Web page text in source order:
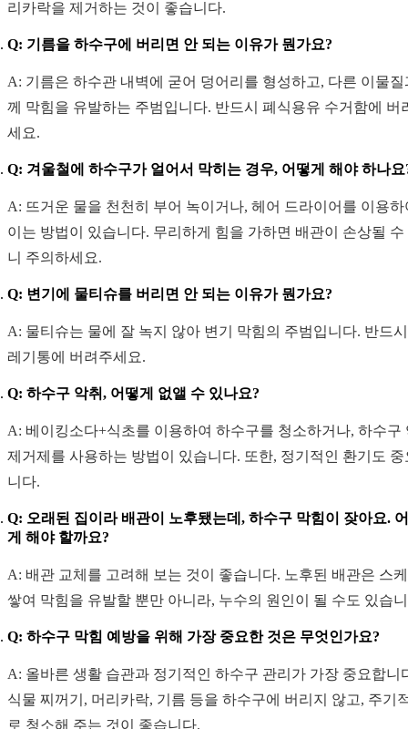
리카락을 제거하는 것이 좋습니다.
Q: 기름을 하수구에 버리면 안 되는 이유가 뭔가요?
A: 기름은 하수관 내벽에 굳어 덩어리를 형성하고, 다른 이물질
께 막힘을 유발하는 주범입니다. 반드시 폐식용유 수거함에 버
세요.
Q: 겨울철에 하수구가 얼어서 막히는 경우, 어떻게 해야 하나요
A: 뜨거운 물을 천천히 부어 녹이거나, 헤어 드라이어를 이용하
이는 방법이 있습니다. 무리하게 힘을 가하면 배관이 손상될 수
니 주의하세요.
Q: 변기에 물티슈를 버리면 안 되는 이유가 뭔가요?
A: 물티슈는 물에 잘 녹지 않아 변기 막힘의 주범입니다. 반드
레기통에 버려주세요.
Q: 하수구 악취, 어떻게 없앨 수 있나요?
A: 베이킹소다+식초를 이용하여 하수구를 청소하거나, 하수구
제거제를 사용하는 방법이 있습니다. 또한, 정기적인 환기도 중
니다.
Q: 오래된 집이라 배관이 노후됐는데, 하수구 막힘이 잦아요.
게 해야 할까요?
A: 배관 교체를 고려해 보는 것이 좋습니다. 노후된 배관은 스
쌓여 막힘을 유발할 뿐만 아니라, 누수의 원인이 될 수도 있습
Q: 하수구 막힘 예방을 위해 가장 중요한 것은 무엇인가요?
A: 올바른 생활 습관과 정기적인 하수구 관리가 가장 중요합니
식물 찌꺼기, 머리카락, 기름 등을 하수구에 버리지 않고, 주기
로 청소해 주는 것이 좋습니다.